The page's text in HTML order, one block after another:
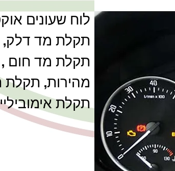
לוח שעונים
תקלת מד
תקלת מד חום
מהירות,
תקלת